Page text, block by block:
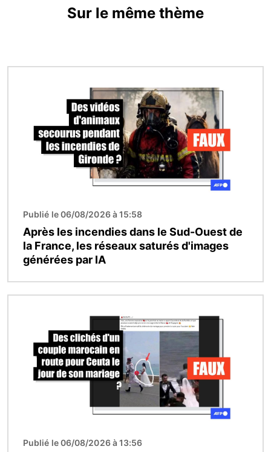
Sur le même thème
Publié le 06/08/2026 à 15:58
Après les incendies dans le Sud-Ouest de
la France, les réseaux saturés d'images
générées par IA
Publié le 06/08/2026 à 13:56